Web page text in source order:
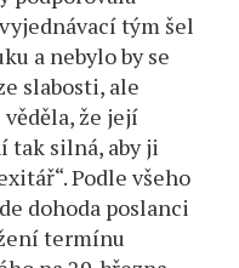
tým šel
a nebylo by se
slabosti, ale
věděla, že její
tak silná, aby ji
Podle všeho
dohoda poslanci
termínu